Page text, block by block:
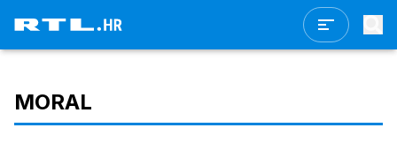
MORAL